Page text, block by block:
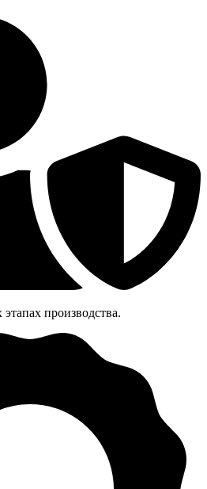
этапах производства.